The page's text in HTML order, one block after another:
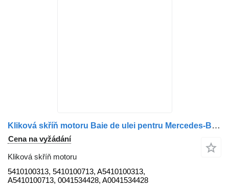
Kliková skříň motoru Baie de ulei pentru Mercedes-Benz 5410100313 pro nákladní auta
Cena na vyžádání
Kliková skříň motoru
5410100313, 5410100713, A5410100313,
A5410100713, 0041534428, A0041534428